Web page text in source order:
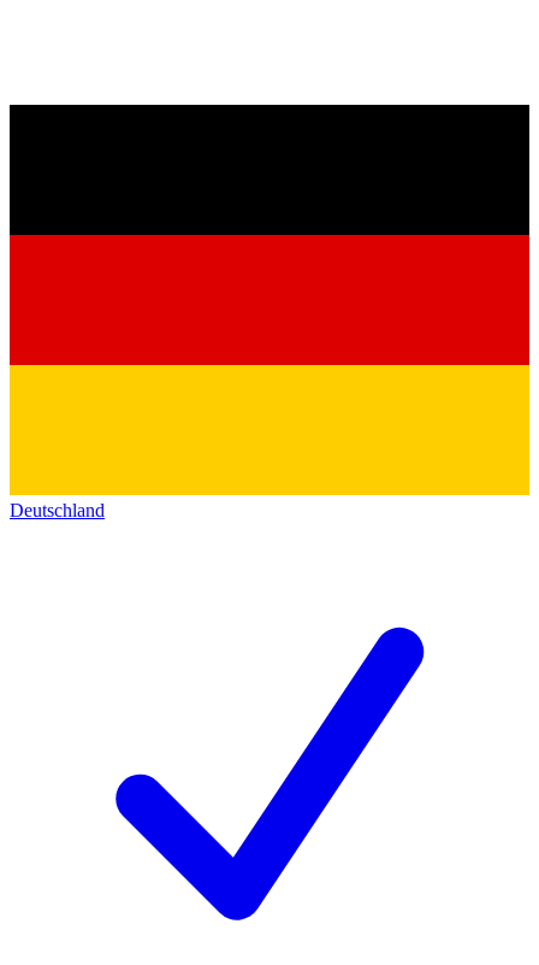
Deutschland